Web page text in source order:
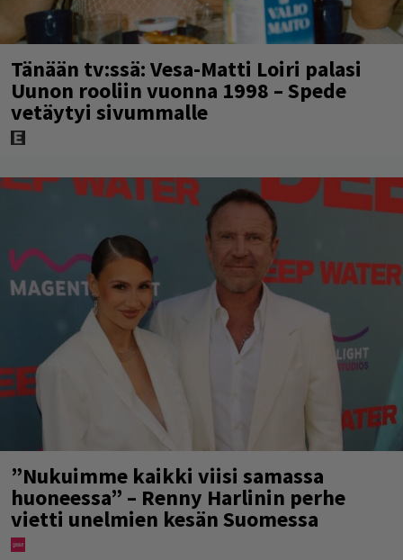
Tänään tv:ssä: Vesa-Matti Loiri palasi
Uunon rooliin vuonna 1998 – Spede
vetäytyi sivummalle
”Nukuimme kaikki viisi samassa
huoneessa” – Renny Harlinin perhe
vietti unelmien kesän Suomessa